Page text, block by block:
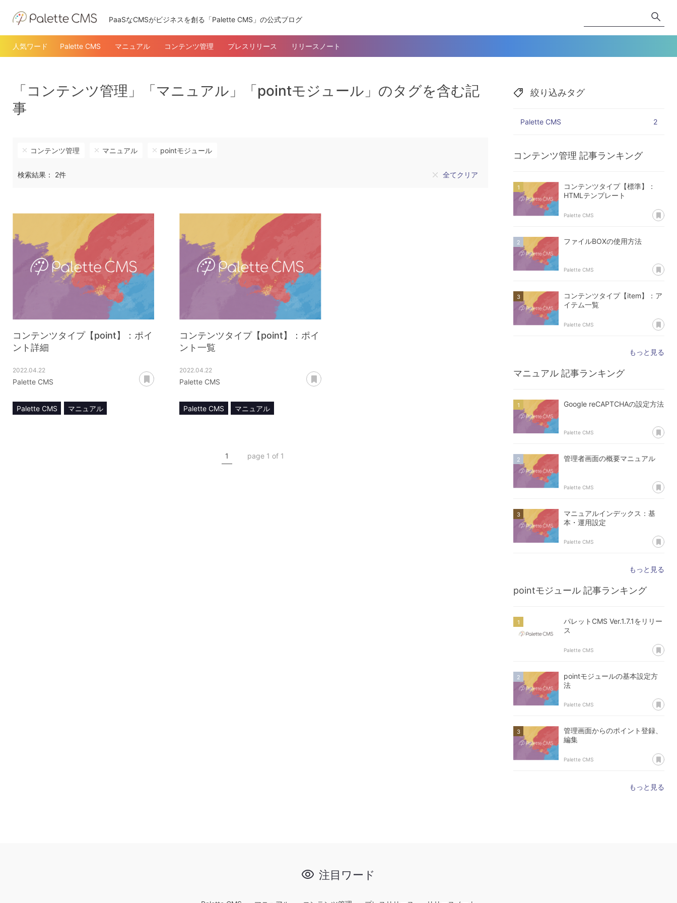
PaaSなCMSがビジネスを創る「Palette CMS」の公式ブログ
人気ワード Palette CMS マニュアル コンテンツ管理 プレスリリース リリースノート
「コンテンツ管理」「マニュアル」「pointモジュール」のタグを含む記
事
コンテンツ管理 マニュアル pointモジュール
検索結果： 2件 全てクリア
コンテンツタイプ【point】：ポイ
ント詳細
2022.04.22
Palette CMS
あとで読む
Palette CMS
マニュアル
コンテンツタイプ【point】：ポイ
ント一覧
2022.04.22
Palette CMS
あとで読む
Palette CMS
マニュアル
1 page 1 of 1
絞り込みタグ
Palette CMS 2
コンテンツ管理 記事ランキング
コンテンツタイプ【標準】：
HTMLテンプレート
Palette CMS あ
ファイルBOXの使用方法
Palette CMS あ
コンテンツタイプ【item】：ア
イテム一覧
Palette CMS あ
もっと見る
マニュアル 記事ランキング
Google reCAPTCHAの設定方法
Palette CMS あ
管理者画面の概要マニュアル
Palette CMS あ
マニュアルインデックス：基
本・運用設定
Palette CMS あ
もっと見る
pointモジュール 記事ランキング
パレットCMS Ver.1.7.1をリリー
ス
Palette CMS あ
pointモジュールの基本設定方
法
Palette CMS あ
管理画面からのポイント登録、
編集
Palette CMS あ
もっと見る
注目ワード